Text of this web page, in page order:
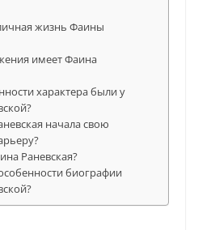
жизнь Фаины
имеет Фаина
характера были у
начала свою
Раневская?
биографии